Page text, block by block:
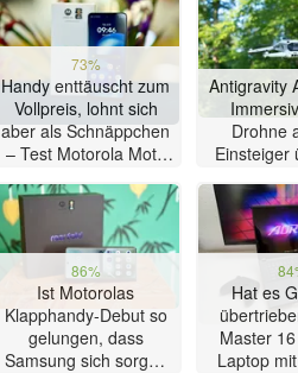
73%
Handy enttäuscht zum
Vollpreis, lohnt sich
aber als Schnäppchen
– Test Motorola Moto
Antigravity
Drohne
Einsteiger
86%
Ist Motorolas
Klapphandy-Debut so
gelungen, dass
Samsung sich sorgen
Hat es
Master
Laptop